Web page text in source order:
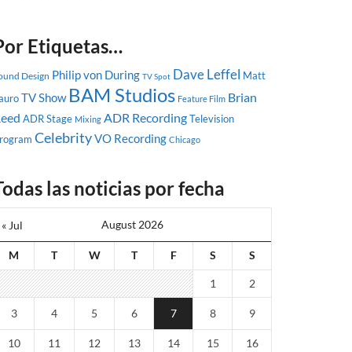
Etiquetas…
Design Philip von During TV Spot Dave Leffel Matt
TV Show BAM Studios Feature Film Brian
ADR Stage Mixing ADR RecordingTelevision
CelebrityVO Recording Chicago
las noticias por fecha
August 2026
M T W T F S S
« Jul
1 2
3 4 5 6 7 8 9
10 11 12 13 14 15 16